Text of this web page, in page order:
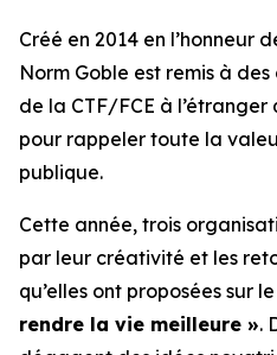
Créé en 2014 en l’honneur
Norm Goble est remis à
de la CTF/FCE à
pour rappeler toute la
publique.
Cette année, trois
par leur créativité et les
qu’elles ont proposées sur
rendre la vie meilleure ».